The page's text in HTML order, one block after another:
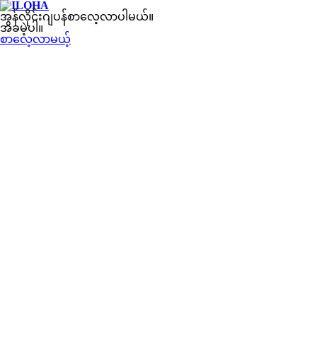
အွန်လိုင်းဂျပန်စာလေ့လာပါမယ်။
အခမဲ့ပါ။
စာလေ့လာမယ့်